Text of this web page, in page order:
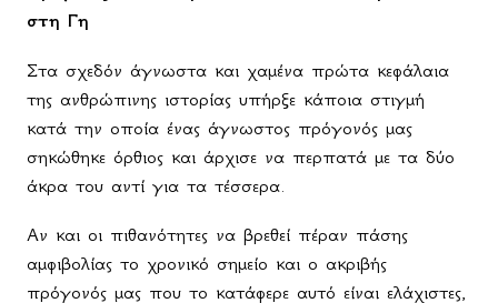
στη Γη
Στα σχεδόν άγνωστα και χαμένα πρώτα κεφάλαια
της ανθρώπινης ιστορίας υπήρξε κάποια στιγμή
κατά την οποία ένας άγνωστος πρόγονός μας
σηκώθηκε όρθιος και άρχισε να περπατά με τα δύο
άκρα του αντί για τα τέσσερα.
Αν και οι πιθανότητες να βρεθεί πέραν πάσης
αμφιβολίας το χρονικό σημείο και ο ακριβής
πρόγονός μας που το κατάφερε αυτό είναι ελάχιστες,